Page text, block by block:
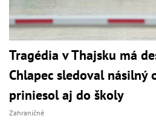
Tragédia v Thajsku má
Chlapec sledoval násilný
priniesol aj do školy
Zahraničné